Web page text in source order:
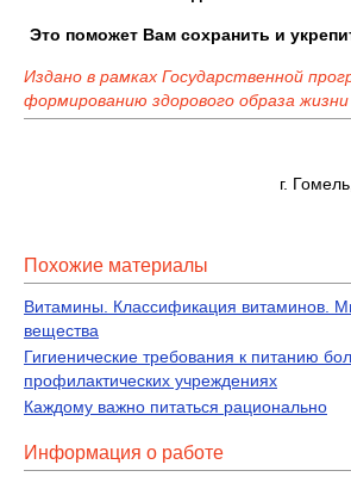
Это поможет Вам сохранить и
Издано в рамках Государственной
формированию здорового образа жизни
г.
Похожие материалы
Витамины. Классификация витаминов.
вещества
Гигиенические требования к питанию
профилактических учреждениях
Каждому важно питаться рационально
Информация о работе